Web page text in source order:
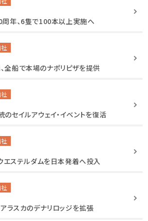
年、6隻で100本以上実施へ
全船で本場のナポリピザを提供
のセイルアウェイ・イベントを復活
エステルダムを日本発着へ投入
ラスカのデナリロッジを拡張